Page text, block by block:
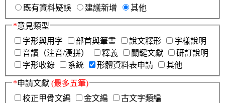
既有資料疑誤
建議新增 其他
*意見類型
字形與用字
部首與筆畫 說文釋形
字樣說明
音讀（注音/漢拼）
釋義 關鍵文獻
研訂說明
字形收錄
系統 形體資料表申請 其他
*申請文獻 (最多五筆)
校正甲骨文編
金文編
古文字類編